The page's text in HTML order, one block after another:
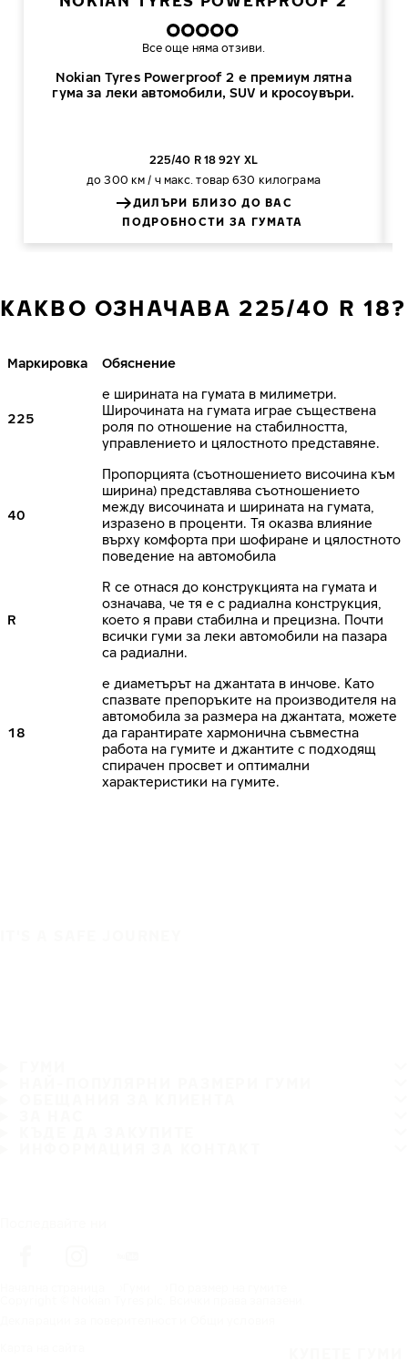
Nokian Tyres Powerproof 2 е премиум лятна
гума за леки автомобили, SUV и кросоувъри.
Все още няма отзиви.
225/40 R 18 92Y XL
до 300 км / ч макс. товар 630 килограма
ДИЛЪРИ БЛИЗО ДО ВАС
ПОДРОБНОСТИ ЗА ГУМАТА
КАКВО ОЗНАЧАВА 225/40 R 18?
Маркировка Обяснение
225
е ширината на гумата в милиметри.
Широчината на гумата играе съществена
роля по отношение на стабилността,
управлението и цялостното представяне.
40
Пропорцията (съотношението височина към
ширина) представлява съотношението
между височината и ширината на гумата,
изразено в проценти. Тя оказва влияние
върху комфорта при шофиране и цялостното
поведение на автомобила
R
R се отнася до конструкцията на гумата и
означава, че тя е с радиална конструкция,
което я прави стабилна и прецизна. Почти
всички гуми за леки автомобили на пазара
са радиални.
18
е диаметърът на джантата в инчове. Като
спазвате препоръките на производителя на
автомобила за размера на джантата, можете
да гарантирате хармонична съвместна
работа на гумите и джантите с подходящ
спирачен просвет и оптимални
характеристики на гумите.